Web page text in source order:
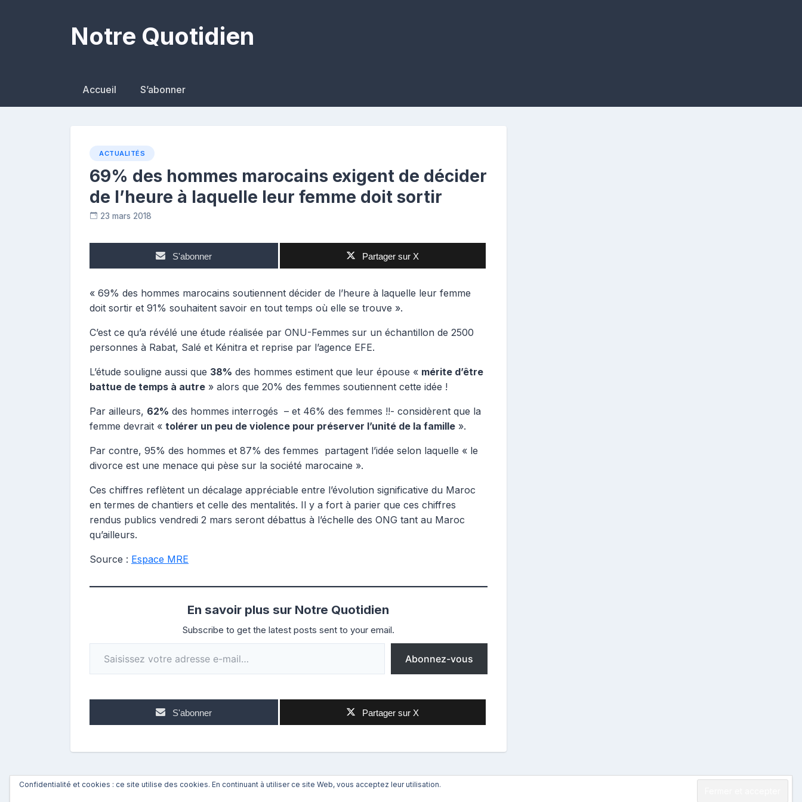
Notre Quotidien
Accueil S’abonner
ACTUALITÉS
69% des hommes marocains exigent de décider
de l’heure à laquelle leur femme doit sortir
23 mars 2018
o
n
i
b
t
i
S'abonner Partager sur X
« 69% des hommes marocains soutiennent décider de l’heure à laquelle leur femme
doit sortir et 91% souhaitent savoir en tout temps où elle se trouve ».
C’est ce qu’a révélé une étude réalisée par ONU-Femmes sur un échantillon de 2500
personnes à Rabat, Salé et Kénitra et reprise par l’agence EFE.
L’étude souligne aussi que 38% des hommes estiment que leur épouse « mérite d’être
battue de temps à autre » alors que 20% des femmes soutiennent cette idée !
Par ailleurs, 62% des hommes interrogés – et 46% des femmes !!- considèrent que la
femme devrait « tolérer un peu de violence pour préserver l’unité de la famille ».
Par contre, 95% des hommes et 87% des femmes partagent l’idée selon laquelle « le
divorce est une menace qui pèse sur la société marocaine ».
Ces chiffres reflètent un décalage appréciable entre l’évolution significative du Maroc
en termes de chantiers et celle des mentalités. Il y a fort à parier que ces chiffres
rendus publics vendredi 2 mars seront débattus à l’échelle des ONG tant au Maroc
qu’ailleurs.
Source : Espace MRE
En savoir plus sur Notre Quotidien
Subscribe to get the latest posts sent to your email.
Saisissez votre adresse e-mail…
Abonnez-vous
S'abonner Partager sur X
Confidentialité et cookies : ce site utilise des cookies. En continuant à utiliser ce site Web, vous acceptez leur utilisation.